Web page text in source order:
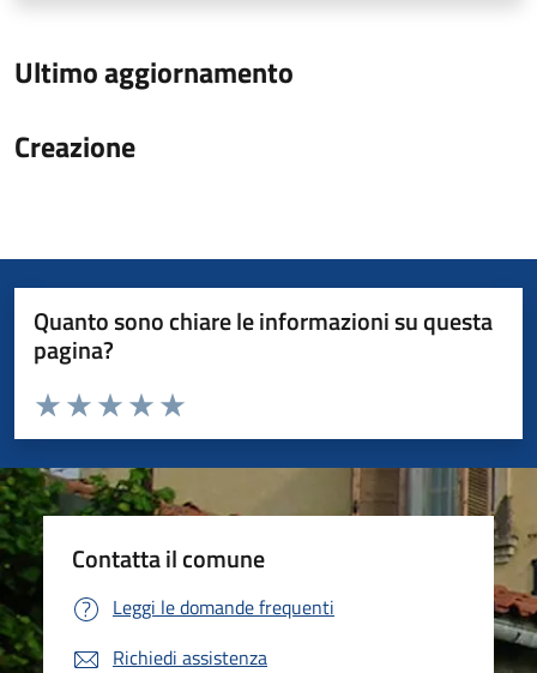
Ultimo aggiornamento
Creazione
Quanto sono chiare le informazioni su questa
pagina?
Valuta da 1 a 5 stelle la pagina
Valuta 5 stelle su 5
Valuta 4 stelle su 5
Valuta 3 stelle su 5
Valuta 2 stelle su 5
Valuta 1 stelle su 5
Contatta il comune
Leggi le domande frequenti
Richiedi assistenza